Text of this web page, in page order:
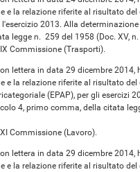
e la relazione riferite al risultato
2013. Alla
legge n. 259 del 1958 (Doc. XV,
Commissione (Trasporti).
lettera in data 29 dicembre 2014,
e la relazione riferite al risultato
(EPAP), per gli esercizi
4, primo comma, della citata
Commissione (Lavoro).
lettera in data 29 dicembre 2014,
e la relazione riferite al risultato